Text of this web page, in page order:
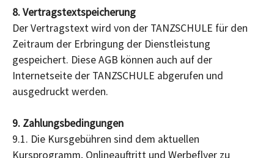
8. Vertragstextspeicherung
Der Vertragstext wird von der TANZSCHULE für den
Zeitraum der Erbringung der Dienstleistung
gespeichert. Diese AGB können auch auf der
Internetseite der TANZSCHULE abgerufen und
ausgedruckt werden.
9. Zahlungsbedingungen
9.1. Die Kursgebühren sind dem aktuellen
Kursprogramm, Onlineauftritt und Werbeflyer zu